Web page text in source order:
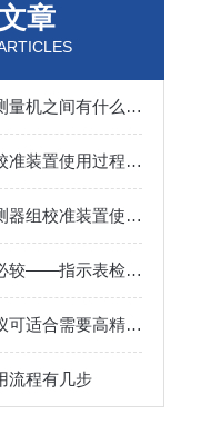
章
轮廓仪与三坐标测量机之间有什么样的区别
内外直角检测尺校准装置使用过程中的具体流程
建筑工程质量检测器组校准装置使用时应遵循的步骤
毫米之微，毫厘必较——指示表检定仪实战工作过程
压电式三向测力仪可适合需要高精度力测量的场合
流程有几步